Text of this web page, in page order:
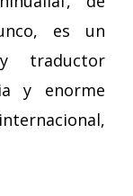
es un
traductor
y enorme